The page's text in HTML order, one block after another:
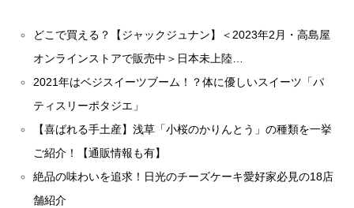
どこで買える？【ジャックジュナン】＜2023年2月・高島屋
オンラインストアで販売中＞日本未上陸…
2021年はベジスイーツブーム！？体に優しいスイーツ「パ
ティスリーポタジエ」
【喜ばれる手土産】浅草「小桜のかりんとう」の種類を一挙
ご紹介！【通販情報も有】
絶品の味わいを追求！日光のチーズケーキ愛好家必見の18店
舗紹介